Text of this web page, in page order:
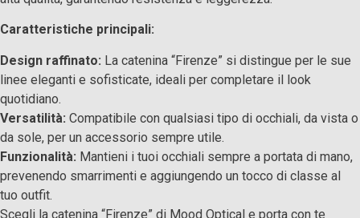
Caratteristiche principali:
Design raffinato: La catenina “Firenze” si distingue per le sue
linee eleganti e sofisticate, ideali per completare il look
quotidiano.
Versatilità: Compatibile con qualsiasi tipo di occhiali, da vista o
da sole, per un accessorio sempre utile.
Funzionalità: Mantieni i tuoi occhiali sempre a portata di mano,
prevenendo smarrimenti e aggiungendo un tocco di classe al
tuo outfit.
Scegli la catenina “Firenze” di Mood Optical e porta con te